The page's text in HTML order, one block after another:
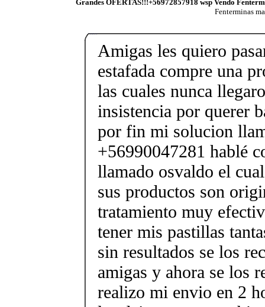
Grandes OFERTAS!!!+56972857918 wsp Vendo
Fenterminas
Amigas les quiero
estafada compre una
las cuales nunca
insistencia por querer
por fin mi solucion
+56990047281 hablé
llamado osvaldo el
sus productos son
tratamiento muy
tener mis pastillas
sin resultados se los
amigas y ahora se los
realizo mi envio en 2